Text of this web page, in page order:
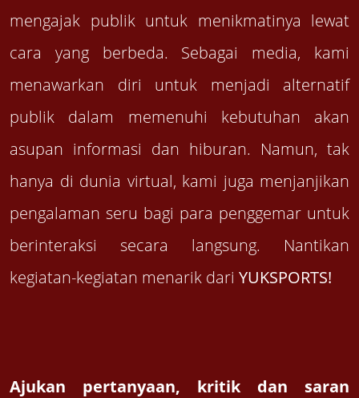
mengajak publik untuk menikmatinya lewat
cara yang berbeda. Sebagai media, kami
menawarkan diri untuk menjadi alternatif
publik dalam memenuhi kebutuhan akan
asupan informasi dan hiburan. Namun, tak
hanya di dunia virtual, kami juga menjanjikan
pengalaman seru bagi para penggemar untuk
berinteraksi secara langsung. Nantikan
kegiatan-kegiatan menarik dari YUKSPORTS!
Ajukan pertanyaan, kritik dan saran